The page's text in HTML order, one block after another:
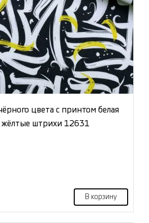
цвета с принтом белая
жёлтые штрихи 12631
В корзину